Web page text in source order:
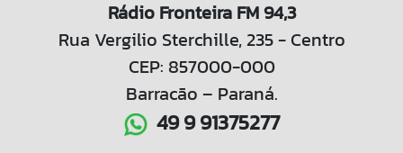
Rádio Fronteira FM 94,3
Rua Vergilio Sterchille, 235 - Centro
CEP: 857000-000
Barracão – Paraná.
49 9 91375277